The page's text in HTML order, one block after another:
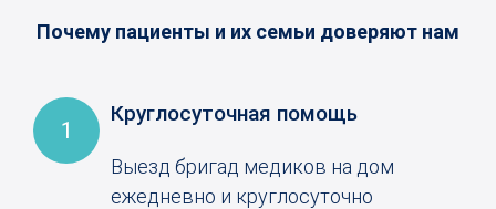
Почему пациенты и их семьи доверяют нам
1
Круглосуточная помощь
Выезд бригад медиков на дом
ежедневно и круглосуточно